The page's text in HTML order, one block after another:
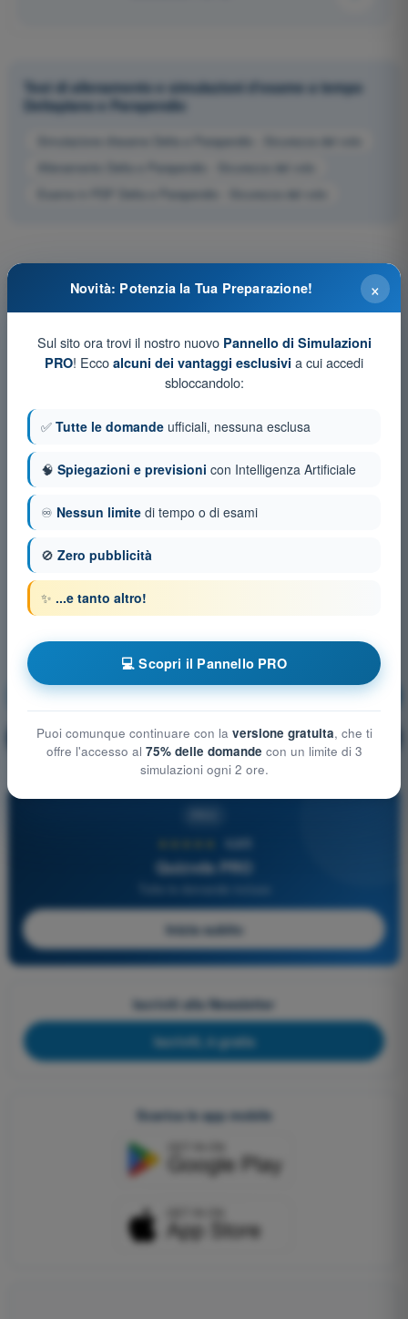
Test di allenamento e simulazioni d'esame a tempo
Deltaplano e Parapendio
Simulazione d'esame Delta e Parapendio - Sicurezza del volo
Allenamento Delta e Parapendio - Sicurezza del volo
Esame in PDF Delta e Parapendio - Sicurezza del volo
Sicurezza del volo Allenamento!
🔒 PRO Spiegazione domanda
4,6/5
Quizvds PRO
Inizia subito
Iscriviti alla Newsletter
Iscriviti, è gratis
Scarica le app mobile
×
Novità: Potenzia la Tua Preparazione!
Sul sito ora trovi il nostro nuovo Pannello di Simulazioni
PRO! Ecco alcuni dei vantaggi esclusivi a cui accedi
sbloccandolo:
✅ Tutte le domande ufficiali, nessuna esclusa
🧠 Spiegazioni e previsioni con Intelligenza Artificiale
♾️ Nessun limite di tempo o di esami
🚫 Zero pubblicità
✨ ...e tanto altro!
💻 Scopri il Pannello PRO
Puoi comunque continuare con la versione gratuita, che ti
offre l'accesso al 75% delle domande con un limite di 3
simulazioni ogni 2 ore.